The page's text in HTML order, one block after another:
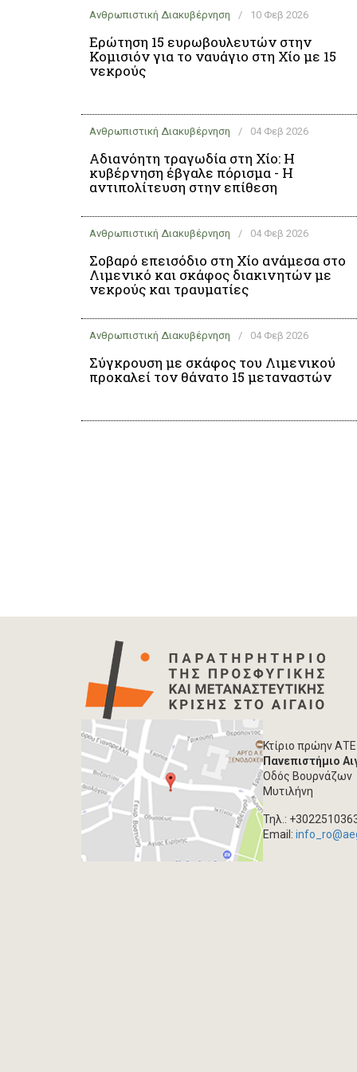
Ανθρωπιστική Διακυβέρνηση / 10 Φεβ 2026
Ερώτηση 15 ευρωβουλευτών στην
Κομισιόν για το ναυάγιο στη Χίο με 15
νεκρούς
Ανθρωπιστική Διακυβέρνηση / 04 Φεβ 2026
Αδιανόητη τραγωδία στη Χίο: Η
κυβέρνηση έβγαλε πόρισμα - Η
αντιπολίτευση στην επίθεση
Ανθρωπιστική Διακυβέρνηση / 04 Φεβ 2026
Σοβαρό επεισόδιο στη Χίο ανάμεσα στο
Λιμενικό και σκάφος διακινητών με
νεκρούς και τραυματίες
Ανθρωπιστική Διακυβέρνηση / 04 Φεβ 2026
Σύγκρουση με σκάφος του Λιμενικού
προκαλεί τον θάνατο 15 μεταναστών
Κτίριο πρώην ΑΤΕ
Πανεπιστήμιο
Οδός Βουρνάζων
Μυτιλήνη
Τηλ.:
Email: